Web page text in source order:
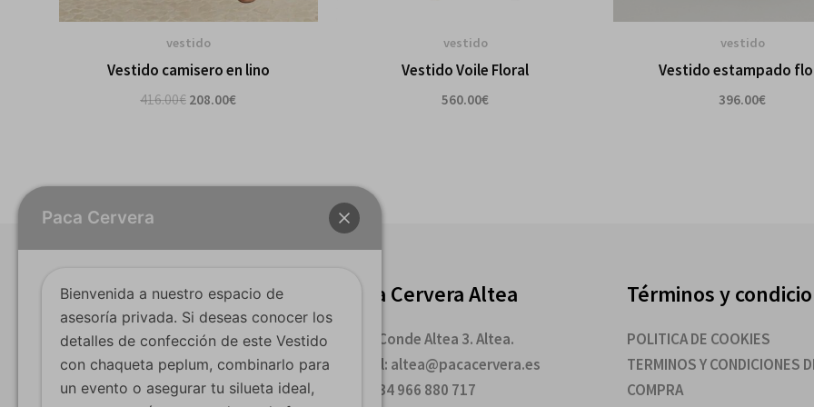
vestido
Vestido camisero en lino
416.00€ 208.00€
vestido
Vestido Voile Floral
560.00€
vestido
Vestido estampado
396.00€
Paca Cervera Valencia
Calle Sorní 14. Valencia
E-mail:i nfo@pacacervera.es
Tel:+34 963 816 696
Paca Cervera Altea
Calle Conde Altea 3. Altea.
E-mail: altea@pacacervera.es
Tel: +34 966 880 717
Términos y
POLITICA DE COOKIES
TERMINOS Y CONDICIONES
COMPRA
Paca Cervera
Bienvenida a nuestro espacio de
asesoría privada. Si deseas conocer los
detalles de confección de este Vestido
con chaqueta peplum, combinarlo para
un evento o asegurar tu silueta ideal,